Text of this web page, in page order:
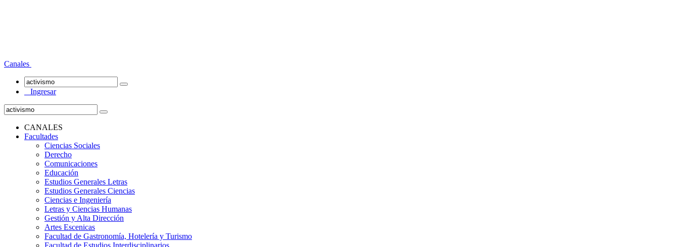
Canales
Ingresar
CANALES
Facultades
Ciencias Sociales
Derecho
Comunicaciones
Educación
Estudios Generales Letras
Estudios Generales Ciencias
Ciencias e Ingeniería
Letras y Ciencias Humanas
Gestión y Alta Dirección
Artes Escenicas
Facultad de Gastronomía, Hotelería y Turismo
Facultad de Estudios Interdisciplinarios